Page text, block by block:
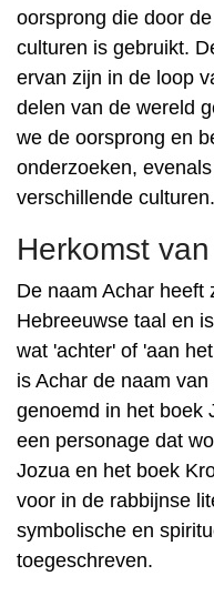
oorsprong die door
culturen is gebruikt.
ervan zijn in de loop
delen van de wereld
we de oorsprong en
onderzoeken,
verschillende culturen.
Herkomst
De naam Achar heeft
Hebreeuwse taal en
wat 'achter' of 'aan
is Achar de naam
genoemd in het boek
een personage dat
Jozua en het boek
voor in de rabbijnse
symbolische en
toegeschreven.